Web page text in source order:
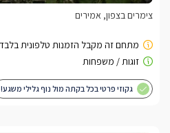
צימרים בצפון, אמירים
גקוזי פרטי בכל בקתה מול נוף גלילי משגע!